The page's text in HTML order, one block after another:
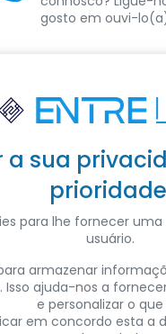
gosto em ouvi-
as nossas instalações
a sua
para lhe fornecer
usuário.
armazenar
Isso ajuda-nos a
e personalizar o que
em concordo esta a